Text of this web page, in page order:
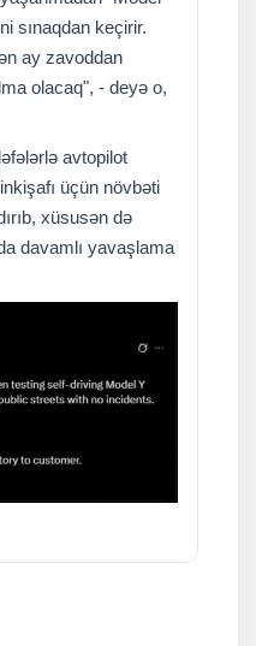
sınaqdan keçirir.
ay zavoddan
olacaq", - deyə o,
avtopilot
üçün növbəti
xüsusən də
davamlı yavaşlama